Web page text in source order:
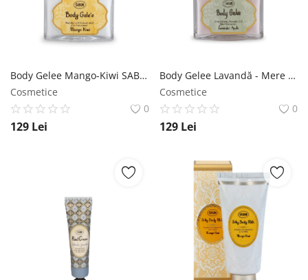
Body Gelee Mango-Kiwi SABON
Cosmetice
0
129 Lei
Body Gelee Lavandă - Mere SABON
Cosmetice
0
129 Lei